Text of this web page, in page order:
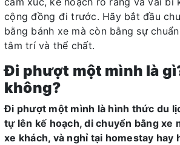
cộng đồng đi trước. Hãy bắt đầu
bằng bánh xe mà còn bằng sự
tâm trí và thể chất.
Đi phượt một mình là
không?
Đi phượt một mình là hình thức du
tự lên kế hoạch, di chuyển bằng xe
xe khách, và nghỉ tại homestay hay